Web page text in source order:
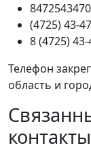
(4725) 43-
8 (4725)
Телефон
область и
контакты